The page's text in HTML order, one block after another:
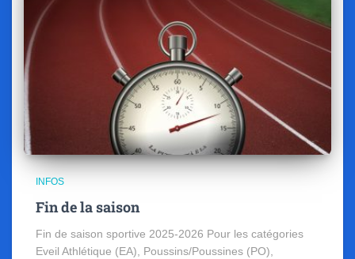
INFOS
Fin de la saison
Fin de saison sportive 2025-2026 Pour les catégories
Eveil Athlétique (EA), Poussins/Poussines (PO),